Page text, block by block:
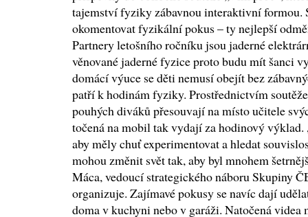
tajemství fyziky zábavnou interaktivní formou.
okomentovat fyzikální pokus – ty nejlepší
Partnery letošního ročníku jsou jaderné
věnované jaderné fyzice proto budu mít šanci
domácí výuce se děti nemusí obejít bez
patří k hodinám fyziky. Prostřednictvím
pouhých diváků přesouvají na místo učitele
točená na mobil tak vydají za hodinový
aby měly chuť experimentovat a hledat
mohou změnit svět tak, aby byl mnohem
Máca, vedoucí strategického náboru Skupiny
organizuje. Zajímavé pokusy se navíc dají
doma v kuchyni nebo v garáži. Natočená